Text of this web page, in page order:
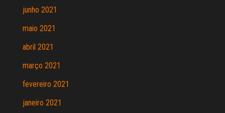
junho 2021
maio 2021
abril 2021
março 2021
fevereiro 2021
janeiro 2021